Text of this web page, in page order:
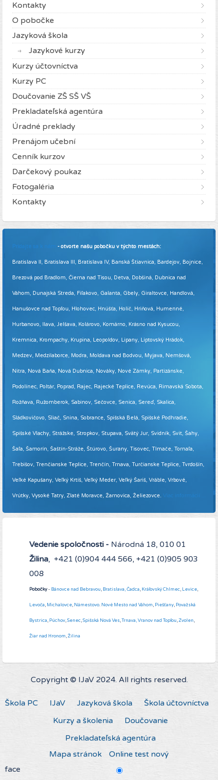
Kontakty
O pobočke
Jazyková škola
Jazykové kurzy
Kurzy účtovníctva
Kurzy PC
Doučovanie ZŠ SŠ VŠ
Prekladateľská agentúra
Úradné preklady
Prenájom učební
Cenník kurzov
Darčekový poukaz
Fotogaléria
Kontakty
Pridajte sa k nám - otvorte našu pobočku v týchto mestách:
Bratislava II, Bratislava III, Bratislava IV, Banská Štiavnica, Bardejov, Bojnice,
Brezová pod Bradlom, Čierna nad Tisou, Detva, Dobšiná, Dubnica nad
Váhom, Dunajská Streda, Fiľakovo, Galanta, Gbely, Giraltovce, Handlová,
Hanušovce nad Topľou, Hlohovec, Hnúšťa, Holíč, Hriňová, Humenné,
Hurbanovo, Ilava, Jelšava, Kolárovo, Komárno, Krásno nad Kysucou,
Kremnica, Krompachy, Krupina, Leopoldov, Lipany, Liptovský Hrádok,
Medzev, Medzilaborce, Modra, Moldava nad Bodvou, Myjava, Nemšová,
Nitra, Nová Baňa, Nová Dubnica, Nováky, Nové Zámky, Partizánske,
Podolínec, Poltár, Poprad, Rajec, Rajecké Teplice, Revúca, Rimavská Sobota,
Rožňava, Ružomberok, Sabinov, Sečovce, Senica, Sereď, Skalica,
Sládkovičovo, Sliač, Snina, Sobrance, Spišská Belá, Spišské Podhradie,
Spišské Vlachy, Strážske, Stropkov, Stupava, Svätý Jur, Svidník, Svit, Šahy,
Šaľa, Šamorín, Šaštín-Stráže, Štúrovo, Šurany, Tisovec, Tlmače, Tornaľa,
Trebišov, Trenčianske Teplice, Trenčín, Trnava, Turčianske Teplice, Tvrdošín,
Veľké Kapušany, Veľký Krtíš, Veľký Meder, Veľký Šariš, Vráble, Vrbové,
Vrútky, Vysoké Tatry, Zlaté Moravce, Žarnovica, Želiezovce. Viac informácií ...
Vedenie spoločnosti - Národná 18, 010 01
Žilina, +421 (0)904 444 566, +421 (0)905 903
008
Pobočky- Bánovce nad Bebravou, Bratislava,Čadca, Kráľovský Chlmec, Levice,
Levoča, Michalovce, Námestovo. Nové Mesto nad Váhom, Piešťany, Považská
Bystrica, Púchov,Senec,Spišská Nová Ves,Trnava,Vranov nad Topľou,Zvolen,
Žiar nad Hronom,Žilina
Copyright © IJaV 2024. All rights reserved.
Škola PC IJaV Jazyková škola
Škola účtovníctva
Kurzy a školenia
Doučovanie
Prekladateľská agentúra
Mapa stránok
Online test nový
face